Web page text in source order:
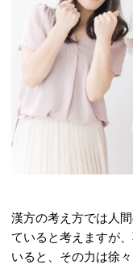
漢方の考え方では人
ていると考えますが
いると、その力は徐